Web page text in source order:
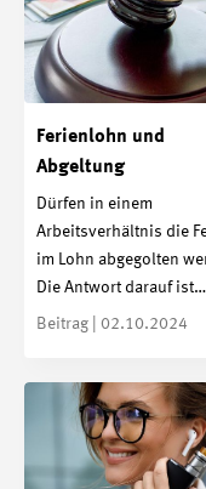
Ferienlohn und
Abgeltung
Dürfen in einem
Arbeitsverhältnis die
im Lohn abgegolten
Die Antwort darauf ist…
Beitrag | 02.10.2024